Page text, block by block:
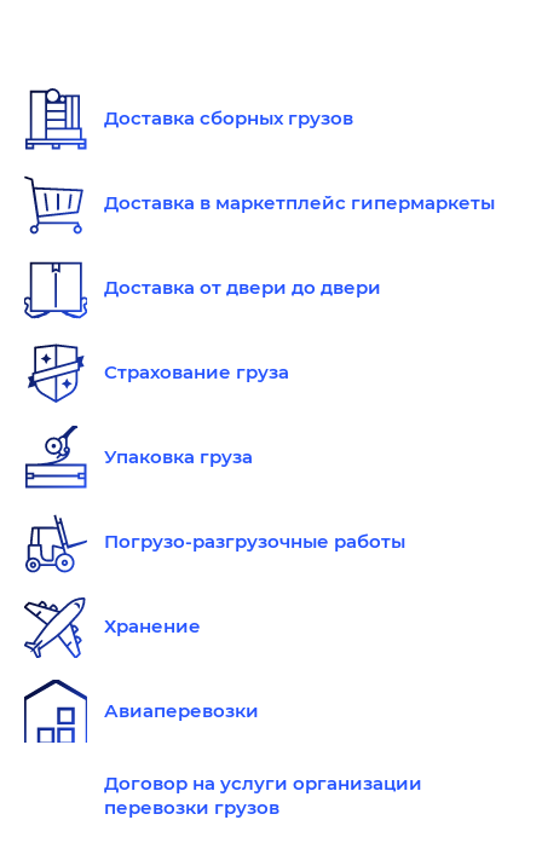
Доставка сборных грузов
Доставка в маркетплейс гипермаркеты
Доставка от двери до двери
Страхование груза
Упаковка груза
Погрузо-разгрузочные работы
Хранение
Авиаперевозки
Договор на услуги организации
перевозки грузов